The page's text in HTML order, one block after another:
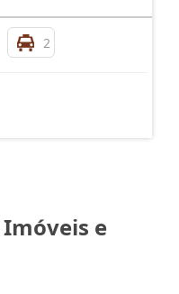
2
e